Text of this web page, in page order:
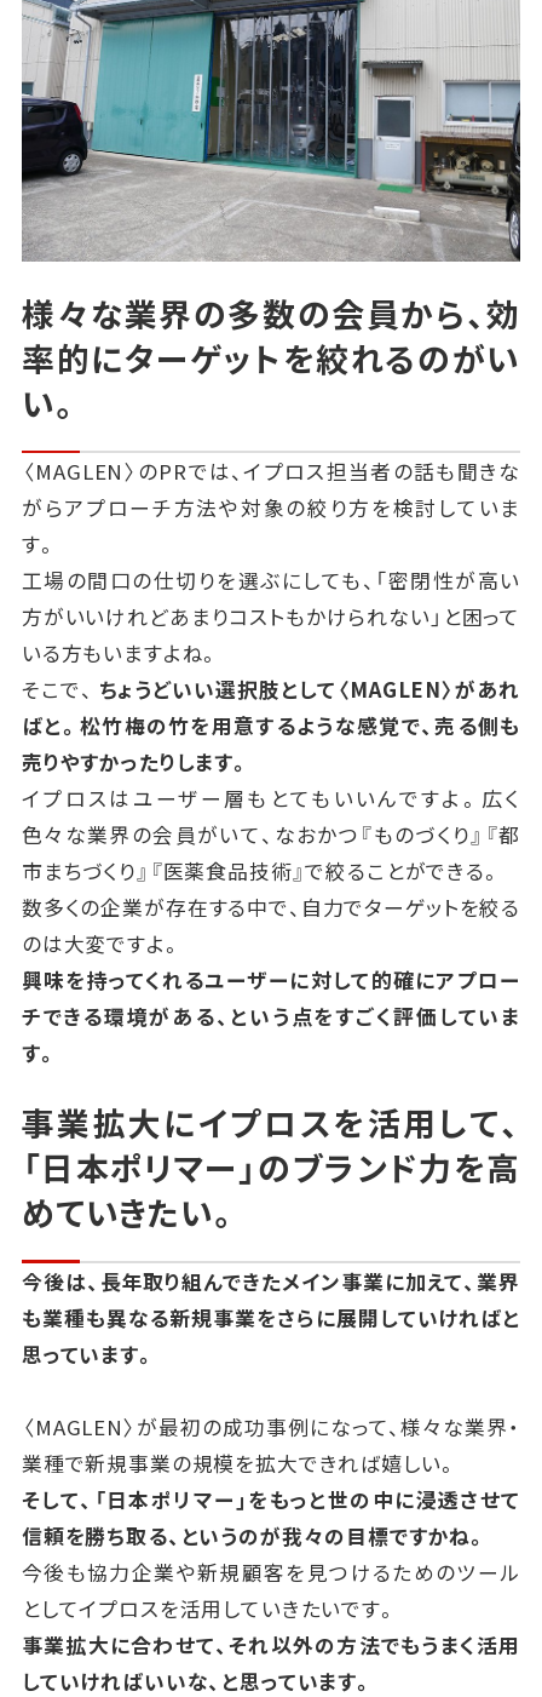
様々な業界の多数の会員から、効
率的にターゲットを絞れるのがい
い。
〈MAGLEN〉のPRでは、イプロス担当者の話も聞きな
がらアプローチ方法や対象の絞り方を検討していま
す。
工場の間口の仕切りを選ぶにしても、「密閉性が高い
方がいいけれどあまりコストもかけられない」と困って
いる方もいますよね。
そこで、 ちょうどいい選択肢として〈MAGLEN〉があれ
ばと。松竹梅の竹を用意するような感覚で、売る側も
売りやすかったりします。
イプロスはユーザー層もとてもいいんですよ。広く
色々な業界の会員がいて、 なおかつ『ものづくり』『都
市まちづくり』『医薬食品技術』で絞ることができる。
数多くの企業が存在する中で、自力でターゲットを絞る
のは大変ですよ。
興味を持ってくれるユーザーに対して的確にアプロー
チできる環境がある、という点をすごく評価していま
す。
事業拡大にイプロスを活用して、
「日本ポリマー」のブランド力を高
めていきたい。
今後は、長年取り組んできたメイン事業に加えて、 業界
も業種も異なる新規事業をさらに展開していければと
思っています。
〈MAGLEN〉が最初の成功事例になって、様々な業界・
業種で新規事業の規模を拡大できれば嬉しい。
そして、「日本ポリマー」をもっと世の中に浸透させて
信頼を勝ち取る、というのが我々の目標ですかね。
今後も協力企業や新規顧客を見つけるためのツール
としてイプロスを活用していきたいです。
事業拡大に合わせて、それ以外の方法でもうまく活用
していければいいな、と思っています。